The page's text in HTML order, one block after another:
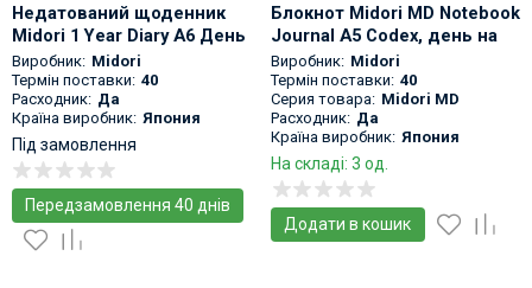
Недатований щоденник
Midori 1 Year Diary A6 День
на сторінці
Виробник: Midori
Термін поставки: 40
Расходник: Да
Країна виробник: Япония
Під замовлення
Передзамовлення 40 днів
Блокнот Midori MD Notebook
Journal A5 Codex, день на
сторінці.
Виробник: Midori
Термін поставки: 40
Серия товара: Midori MD
Расходник: Да
Країна виробник: Япония
На складі: 3 од.
Додати в кошик